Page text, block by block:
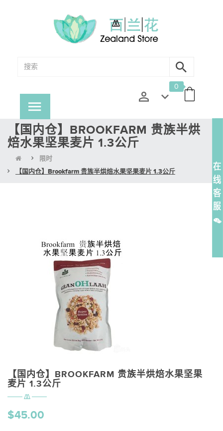
0
【国内仓】BROOKFARM 贵族半烘
焙水果坚果麦片 1.3公斤
限时
【国内仓】Brookfarm 贵族半烘焙水果坚果麦片 1.3公斤
【国内仓】BROOKFARM 贵族半烘焙水果坚果
麦片 1.3公斤
$45.00